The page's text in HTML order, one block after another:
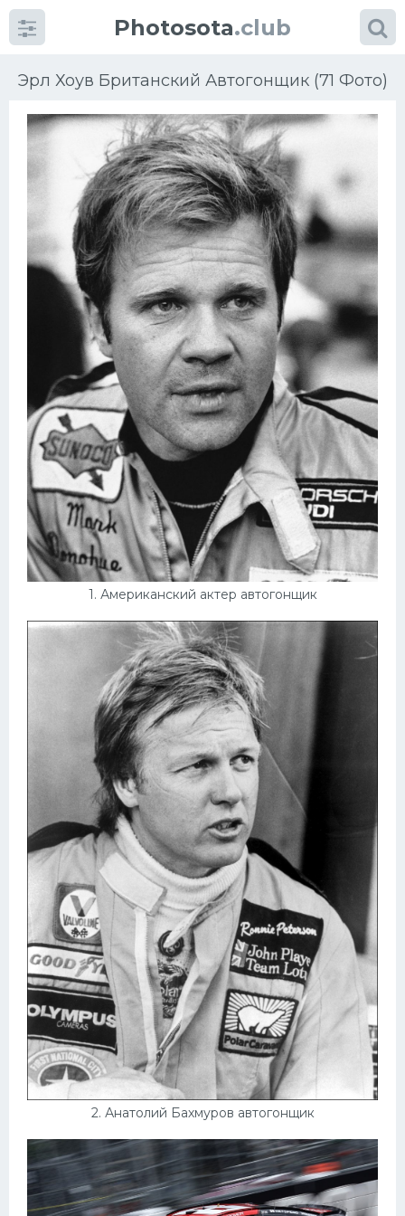
Photosota.club
Эрл Хоув Британский Автогонщик (71 Фото)
1. Американский актер автогонщик
2. Анатолий Бахмуров автогонщик
КатегорииФото
Много картинок...
Футбол
Баскетбол
Хоккей
Велогонки
Конькобежный спорт
Тренажеры
Интерьеры квартир